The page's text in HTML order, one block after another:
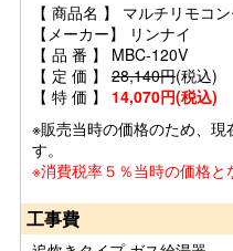
【 商品名 】 マルチリモコ
【メーカー】 リンナイ
【 品 番 】 MBC-120V
【 定 価 】 28,140円(税込)
【 特 価 】 14,070円(税込)
※販売当時の価格のため、現
す。
※消費税率５％当時の価格と
工事費